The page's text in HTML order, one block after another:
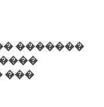
�������
���